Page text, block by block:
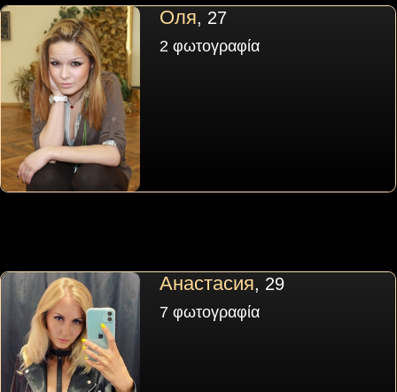
Оля, 27
2 φωτογραφία
Анастасия, 29
7 φωτογραφία